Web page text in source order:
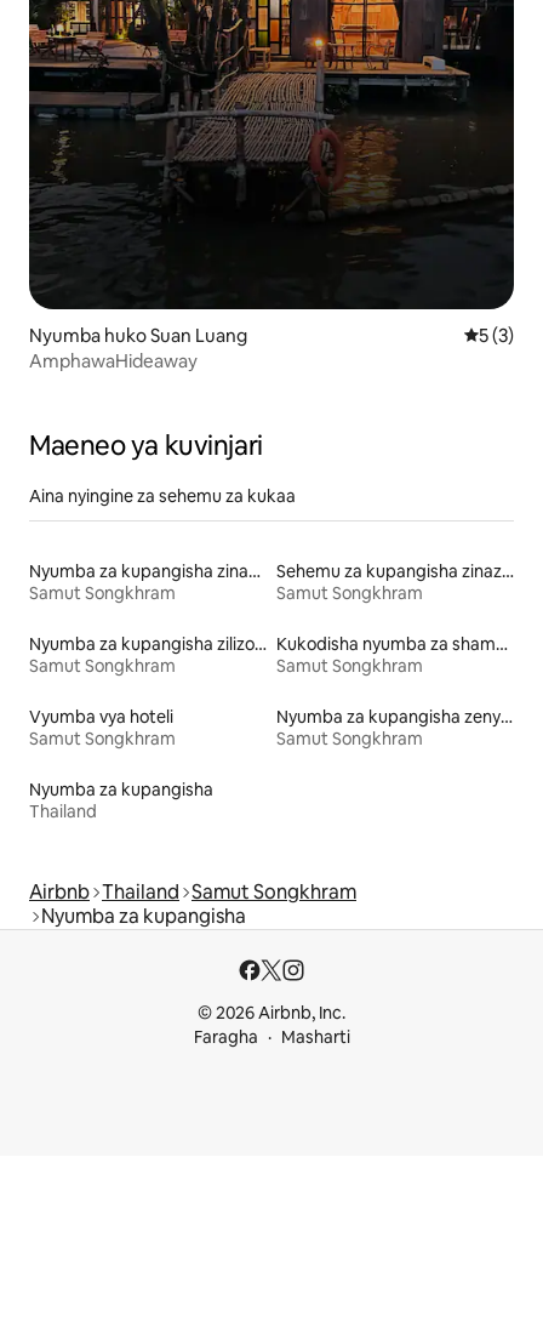
Nyumba huko Suan Luang
5 (3)
AmphawaHideaway
Maeneo ya kuvinjari
Aina nyingine za sehemu za kukaa
Nyumba za kupangisha zinazofaa familia
Samut Songkhram
Sehemu za kupangisha zinazowafaa wanyama vipenzi
Samut Songkhram
Nyumba za kupangisha zilizo na ufikiaji wa ziwa
Samut Songkhram
Kukodisha nyumba za shambani
Samut Songkhram
Vyumba vya hoteli
Samut Songkhram
Nyumba za kupangisha zenye kiamsha kinywa
Samut Songkhram
Nyumba za kupangisha
Thailand
Airbnb Thailand Samut Songkhram
Nyumba za kupangisha
© 2026 Airbnb, Inc.
Faragha
Masharti